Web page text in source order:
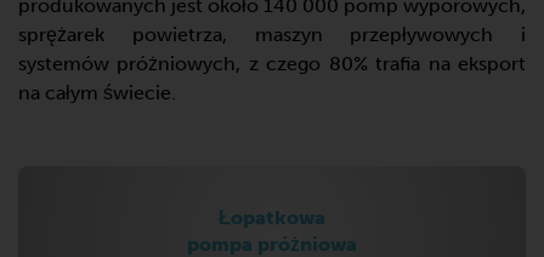
produkowanych jest około 140 000 pomp wyporowych,
sprężarek powietrza, maszyn przepływowych i
systemów próżniowych, z czego 80% trafia na eksport
na całym świecie.
Hakowe
pompy próżniowe